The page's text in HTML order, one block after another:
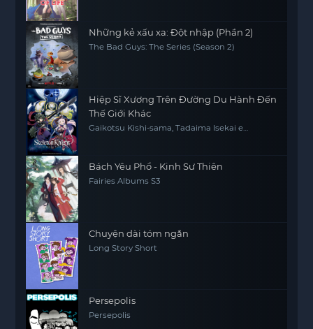
Những kẻ xấu xa: Đột nhập (Phần 2)
The Bad Guys: The Series (Season 2)
Hiệp Sĩ Xương Trên Đường Du Hành Đến
Thế Giới Khác
Gaikotsu Kishi-sama, Tadaima Isekai e
Bách Yêu Phổ - Kinh Sư Thiên
Fairies Albums S3
Chuyện dài tóm ngắn
Long Story Short
Persepolis
Persepolis